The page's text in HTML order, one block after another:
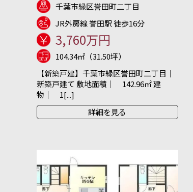
千葉市緑区誉田町二丁目
JR外房線 誉田駅 徒歩16分
3,760万円
104.34㎡（31.50坪）
【新築戸建】千葉市緑区誉田町二丁目｜
新築戸建て 敷地面積｜ 142.96㎡ 建
物｜ 1[...]
詳細を見る